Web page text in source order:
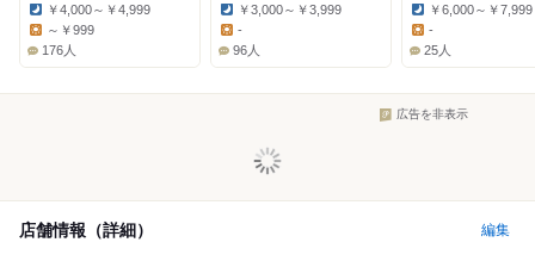
Dinner:
￥4,000～￥4,999
～￥999
176人
Dinner:
￥3,000～￥3,999
Lunch:
-
96人
Dinner:
￥6,000～￥7,999
Lunch:
-
25人
広告を非表示
店舗情報（詳細） 編集